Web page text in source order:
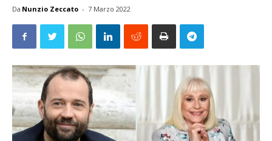
Da Nunzio Zeccato - 7 Marzo 2022